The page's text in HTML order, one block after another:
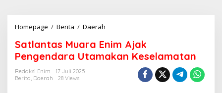
Homepage / Berita / Daerah
t
l
a
Satlantas Muara Enim Ajak
Pengendara Utamakan Keselamatan
Redaksi Enim
17 Juli 2025
Berita, Daerah 28 Views